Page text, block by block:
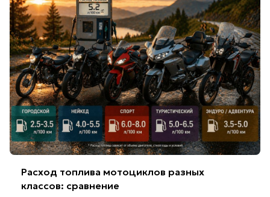
Расход топлива мотоциклов разных
классов: сравнение